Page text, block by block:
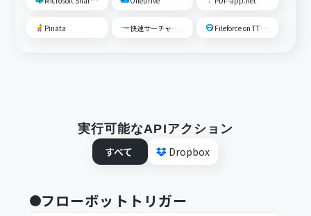
Pinata 快速サーチャーGX Fileforce on TTS Cloud
実行可能なAPIアクション
すべて
Dropbox
フローボットトリガー